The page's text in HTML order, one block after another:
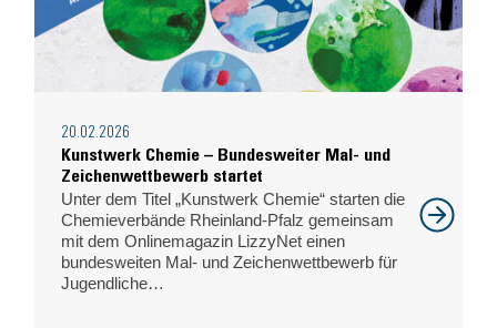
20.02.2026
Kunstwerk Chemie – Bundesweiter Mal- und
Zeichenwettbewerb startet
Unter dem Titel „Kunstwerk Chemie“ starten die
Chemieverbände Rheinland-Pfalz gemeinsam
mit dem Onlinemagazin LizzyNet einen
bundesweiten Mal- und Zeichenwettbewerb für
Jugendliche…